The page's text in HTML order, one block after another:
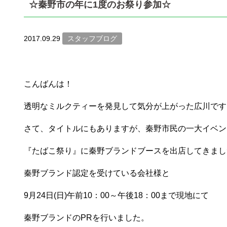
☆秦野市の年に1度のお祭り参加☆
2017.09.29 スタッフブログ
こんばんは！
透明なミルクティーを発見して気分が上がった広川です
さて、タイトルにもありますが、秦野市民の一大イベン
『たばこ祭り』に秦野ブランドブースを出店してきまし
秦野ブランド認定を受けている会社様と
9月24日(日)午前10：00～午後18：00まで現地にて
秦野ブランドのPRを行いました。